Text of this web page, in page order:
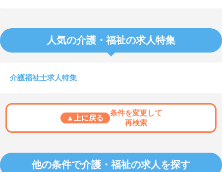
人気の介護・福祉の求人特集
介護福祉士求人特集
▲上に戻る
条件を変更して
再検索
他の条件で介護・福祉の求人を探す